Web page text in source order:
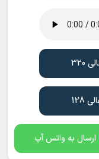
ارسال به واتس آپ